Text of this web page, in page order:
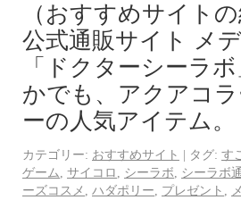
（おすすめサイト
公式通販サイト メ
「ドクターシーラ
かでも、アクアコ
ーの人気アイテム
カテゴリー: おすすめサイト | タグ: す
ゲーム
サイコロ シーラボ シーラボ
ーズコスメ
ハダポリー プレゼント